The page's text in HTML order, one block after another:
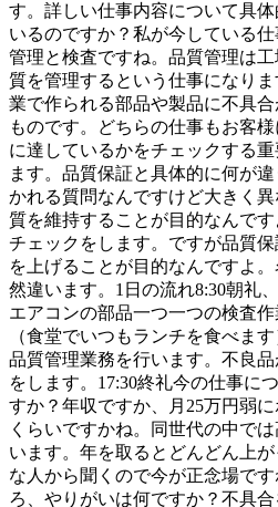
す。詳しい仕事内容について具
いるのですか？私が今している
管理と検査ですね。品質管理は
質を管理するという仕事になり
業で作られる部品や製品に不具
ものです。どちらの仕事もお客
に達しているかをチェックする
ます。品質保証と具体的に何が
かれる質問なんですけど大きく
質を維持することが目的なんで
チェックをします。ですが品質
を上げることが目的なんですよ
然違います。1日の流れ8:30朝礼
エアコンの部品一つ一つの検査
（食堂でいつもランチを食べま
品質管理業務を行います。不良
をします。17:30終礼今の仕事に
すか？年収ですか、月25万円弱
くらいですかね。同世代の中で
います。年を取るとどんどん上
な人から聞くので今が正念場で
ろ、やりがいは何ですか？不具